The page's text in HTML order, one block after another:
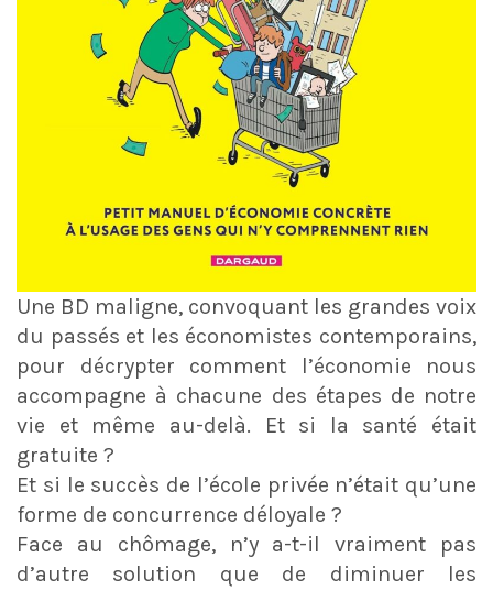
Une BD maligne, convoquant les grandes voix
du passés et les économistes contemporains,
pour décrypter comment l’économie nous
accompagne à chacune des étapes de notre
vie et même au-delà. Et si la santé était
gratuite ?
Et si le succès de l’école privée n’était qu’une
forme de concurrence déloyale ?
Face au chômage, n’y a-t-il vraiment pas
d’autre solution que de diminuer les